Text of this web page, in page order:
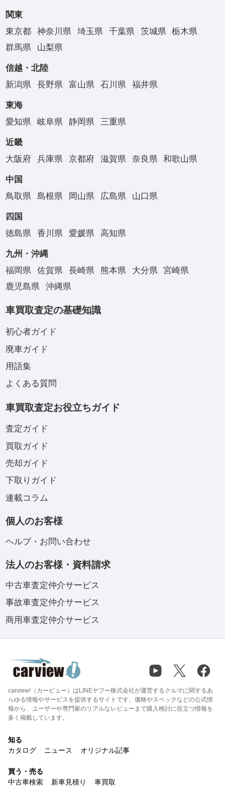
関東
東京都
神奈川県 埼玉県 千葉県 茨城県
栃木県
群馬県
山梨県
信越・北陸
新潟県
長野県 富山県 石川県 福井県
東海
愛知県
岐阜県 静岡県 三重県
近畿
大阪府
兵庫県 京都府 滋賀県 奈良県 和歌山県
中国
鳥取県
島根県 岡山県 広島県 山口県
四国
徳島県
香川県 愛媛県 高知県
九州・沖縄
福岡県
佐賀県 長崎県 熊本県 大分県
宮崎県
鹿児島県
沖縄県
車買取査定の基礎知識
初心者ガイド
廃車ガイド
用語集
よくある質問
車買取査定お役立ちガイド
査定ガイド
買取ガイド
売却ガイド
下取りガイド
連載コラム
個人のお客様
ヘルプ・お問い合わせ
法人のお客様・資料請求
中古車査定仲介サービス
事故車査定仲介サービス
商用車査定仲介サービス
carview!（カービュー）はLINEヤフー株式会社が運営するクルマに関するあ
らゆる情報やサービスを提供するサイトです。価格やスペックなどの公式情
報から、ユーザーや専門家のリアルなレビューまで購入検討に役立つ情報を
多く掲載しています。
知る
カタログ
ニュース オリジナル記事
買う・売る
中古車検索
新車見積り 車買取